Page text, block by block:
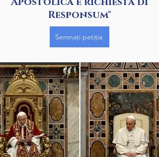
Responsum"
Semnați petiția